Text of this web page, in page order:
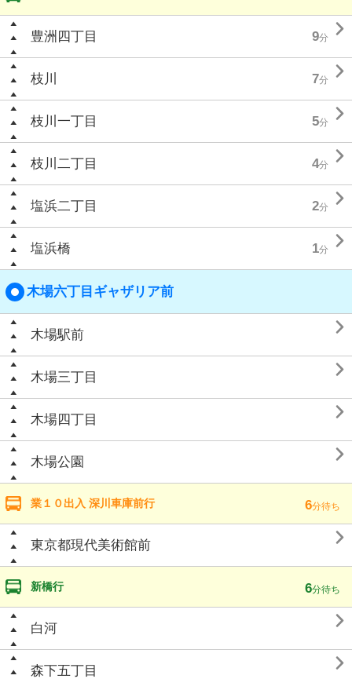
豊洲四丁目 9分 
枝川 7分 
枝川一丁目 5分 
枝川二丁目 4分 
塩浜二丁目 2分 
塩浜橋 1分 
木場六丁目ギャザリア前
木場駅前 
木場三丁目 
木場四丁目 
木場公園 
業１０出入 深川車庫前行 6分待ち
東京都現代美術館前 
新橋行 6分待ち
白河 
森下五丁目 